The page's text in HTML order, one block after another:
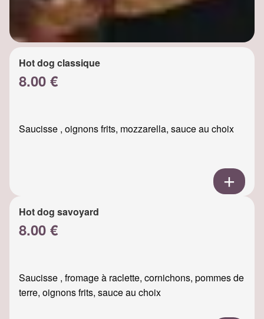
Hot dog classique
8.00 €
Saucisse , oignons frits, mozzarella, sauce au choix
Hot dog savoyard
8.00 €
Saucisse , fromage à raclette, cornichons, pommes de
terre, oignons frits, sauce au choix